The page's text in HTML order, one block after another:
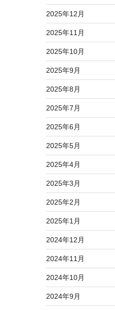
2025年12月
2025年11月
2025年10月
2025年9月
2025年8月
2025年7月
2025年6月
2025年5月
2025年4月
2025年3月
2025年2月
2025年1月
2024年12月
2024年11月
2024年10月
2024年9月